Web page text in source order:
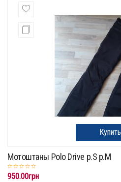
Купить
Мотоштаны Polo Drive p.S p.M
950.00грн